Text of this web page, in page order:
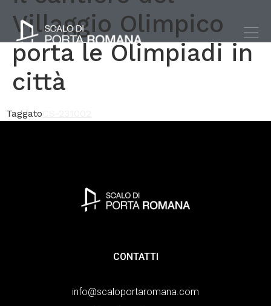
Villaggio Olimpico
porta le Olimpiadi in
città
Taggato
CONTATTI
info@scaloportaromana.com